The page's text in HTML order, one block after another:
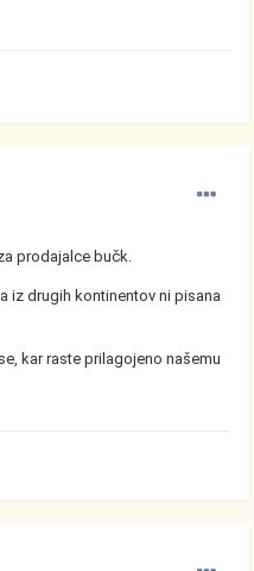
prodajalce bučk.
iz drugih kontinentov ni pisana
kar raste prilagojeno našemu